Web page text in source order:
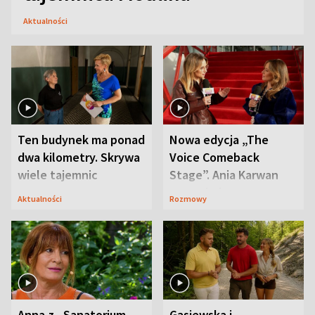
Aktualności
Ten budynek ma ponad
dwa kilometry. Skrywa
wiele tajemnic
Aktualności
Nowa edycja „The
Voice Comeback
Stage”. Ania Karwan
zapowiada
Rozmowy